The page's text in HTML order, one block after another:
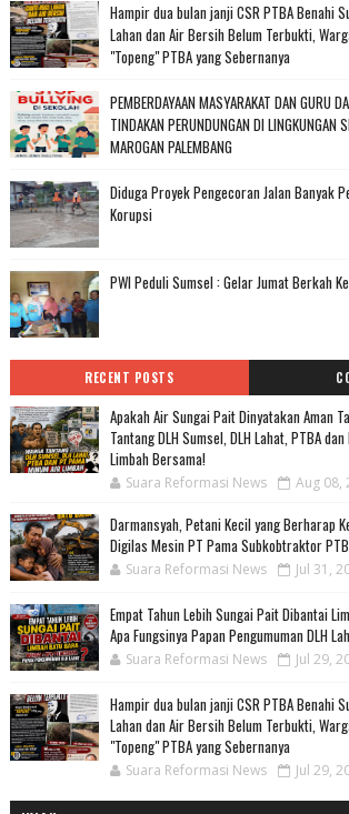
Hampir dua bulan janji CSR PTBA Benahi
Lahan dan Air Bersih Belum Terbukti,
"Topeng" PTBA yang Sebernanya
PEMBERDAYAAN MASYARAKAT DAN GURU
TINDAKAN PERUNDUNGAN DI LINGKUNGAN
MAROGAN PALEMBANG
Diduga Proyek Pengecoran Jalan Banyak
Korupsi
PWI Peduli Sumsel : Gelar Jumat Berkah
RECENT POSTS
Apakah Air Sungai Pait Dinyatakan Aman
Tantang DLH Sumsel, DLH Lahat, PTBA
Limbah Bersama!
Suara Reformasi News Aug 08,
Darmansyah, Petani Kecil yang Berharap
Digilas Mesin PT Pama Subkobtraktor
Suara Reformasi News Jul 31,
Empat Tahun Lebih Sungai Pait Dibantai
Apa Fungsinya Papan Pengumuman DLH
Suara Reformasi News Jul 29,
Hampir dua bulan janji CSR PTBA Benahi
Lahan dan Air Bersih Belum Terbukti,
"Topeng" PTBA yang Sebernanya
Suara Reformasi News Jul 29,